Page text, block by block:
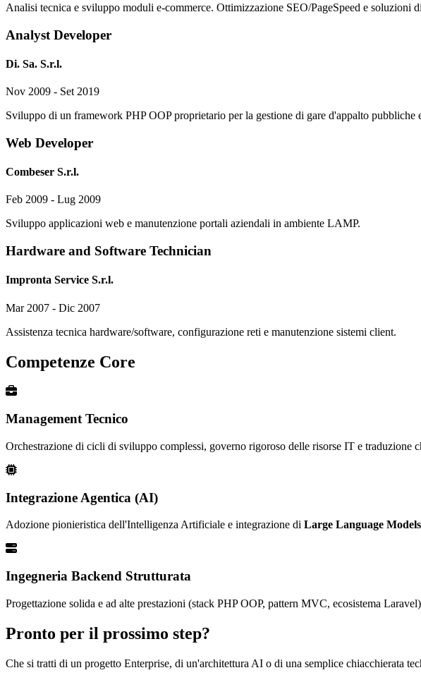
Analisi tecnica e sviluppo moduli e-commerce. Ottimizzazione SEO/PageSpeed e soluzioni
Analyst Developer
Di. Sa. S.r.l.
Nov 2009 - Set 2019
Sviluppo di un framework PHP OOP proprietario per la gestione di gare d'appalto pubbliche
Web Developer
Combeser S.r.l.
Feb 2009 - Lug 2009
Sviluppo applicazioni web e manutenzione portali aziendali in ambiente LAMP.
Hardware and Software Technician
Impronta Service S.r.l.
Mar 2007 - Dic 2007
Assistenza tecnica hardware/software, configurazione reti e manutenzione sistemi client.
Competenze Core
Management Tecnico
Orchestrazione di cicli di sviluppo complessi, governo rigoroso delle risorse IT e traduzione
Integrazione Agentica (AI)
Adozione pionieristica dell'Intelligenza Artificiale e integrazione di Large Language
Ingegneria Backend Strutturata
Progettazione solida e ad alte prestazioni (stack PHP OOP, pattern MVC, ecosistema
Pronto per il prossimo step?
Che si tratti di un progetto Enterprise, di un'architettura AI o di una semplice chiacchierata